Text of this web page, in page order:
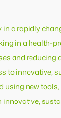
in a rapidly
in a health-
and reducing
to innovative,
using new
innovative,